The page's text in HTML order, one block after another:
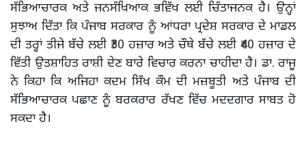
ਸੱਭਿਆਚਾਰਕ ਅਤੇ ਜਨਸੰਖਿਆਕ ਭਵਿੱਖ ਲਈ ਚਿੰਤਾਜਨਕ ਹੈ। ਉਨ੍ਹਾਂ
ਸੁਝਾਅ ਦਿੱਤਾ ਕਿ ਪੰਜਾਬ ਸਰਕਾਰ ਨੂੰ ਆਂਧਰਾ ਪ੍ਰਦੇਸ਼ ਸਰਕਾਰ ਦੇ ਮਾਡਲ
ਦੀ ਤਰ੍ਹਾਂ ਤੀਜੇ ਬੱਚੇ ਲਈ ₹30 ਹਜ਼ਾਰ ਅਤੇ ਚੌਥੇ ਬੱਚੇ ਲਈ ₹40 ਹਜ਼ਾਰ ਦੇ
ਵਿੱਤੀ ਉਤਸ਼ਾਹਿਤ ਰਾਸ਼ੀ ਦੇਣ ਬਾਰੇ ਵਿਚਾਰ ਕਰਨਾ ਚਾਹੀਦਾ ਹੈ। ਡਾ. ਰਾਜੂ
ਨੇ ਕਿਹਾ ਕਿ ਅਜਿਹਾ ਕਦਮ ਸਿੱਖ ਕੌਮ ਦੀ ਮਜ਼ਬੂਤੀ ਅਤੇ ਪੰਜਾਬ ਦੀ
ਸੱਭਿਆਚਾਰਕ ਪਛਾਣ ਨੂੰ ਬਰਕਰਾਰ ਰੱਖਣ ਵਿੱਚ ਮਦਦਗਾਰ ਸਾਬਤ ਹੋ
ਸਕਦਾ ਹੈ।